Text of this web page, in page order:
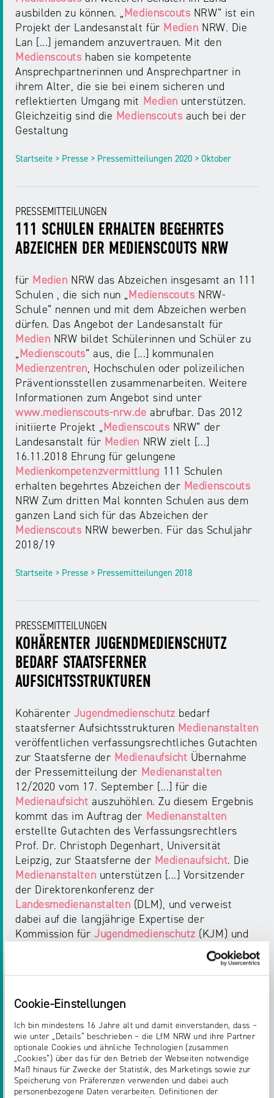
Cookie-Einstellungen
Ich bin mindestens 16 Jahre alt und damit einverstanden, dass –
wie unter „Details“ beschrieben – die LfM NRW und ihre Partner
optionale Cookies und ähnliche Technologien (zusammen
„Cookies“) über das für den Betrieb der Webseiten notwendige
Maß hinaus für Zwecke der Statistik, des Marketings sowie zur
Speicherung von Präferenzen verwenden und dabei auch
personenbezogene Daten verarbeiten. Definitionen der
ausbilden zu können. „Medienscouts NRW“ ist ein
Projekt der Landesanstalt für Medien NRW. Die
Lan [...] jemandem anzuvertrauen. Mit den
Medienscouts haben sie kompetente
Ansprechpartnerinnen und Ansprechpartner in
ihrem Alter, die sie bei einem sicheren und
reflektierten Umgang mit Medien unterstützen.
Gleichzeitig sind die Medienscouts auch bei der
Gestaltung
Startseite > Presse > Pressemitteilungen 2020 > Oktober
PRESSEMITTEILUNGEN
111 SCHULEN ERHALTEN BEGEHRTES
ABZEICHEN DER MEDIENSCOUTS NRW
für Medien NRW das Abzeichen insgesamt an 111
Schulen , die sich nun „Medienscouts NRW-
Schule“ nennen und mit dem Abzeichen werben
dürfen. Das Angebot der Landesanstalt für
Medien NRW bildet Schülerinnen und Schüler zu
„Medienscouts“ aus, die [...] kommunalen
Medienzentren, Hochschulen oder polizeilichen
Präventionsstellen zusammenarbeiten. Weitere
Informationen zum Angebot sind unter
www.medienscouts-nrw.de abrufbar. Das 2012
initiierte Projekt „Medienscouts NRW“ der
Landesanstalt für Medien NRW zielt [...]
16.11.2018 Ehrung für gelungene
Medienkompetenzvermittlung 111 Schulen
erhalten begehrtes Abzeichen der Medienscouts
NRW Zum dritten Mal konnten Schulen aus dem
ganzen Land sich für das Abzeichen der
Medienscouts NRW bewerben. Für das Schuljahr
2018/19
Startseite > Presse > Pressemitteilungen 2018
PRESSEMITTEILUNGEN
KOHÄRENTER JUGENDMEDIENSCHUTZ
BEDARF STAATSFERNER
AUFSICHTSSTRUKTUREN
Kohärenter Jugendmedienschutz bedarf
staatsferner Aufsichtsstrukturen Medienanstalten
veröffentlichen verfassungsrechtliches Gutachten
zur Staatsferne der Medienaufsicht Übernahme
der Pressemitteilung der Medienanstalten
12/2020 vom 17. September [...] für die
Medienaufsicht auszuhöhlen. Zu diesem Ergebnis
kommt das im Auftrag der Medienanstalten
erstellte Gutachten des Verfassungsrechtlers
Prof. Dr. Christoph Degenhart, Universität
Leipzig, zur Staatsferne der Medienaufsicht. Die
Medienanstalten unterstützen [...] Vorsitzender
der Direktorenkonferenz der
Landesmedienanstalten (DLM), und verweist
dabei auf die langjährige Expertise der
Kommission fürJugendmedienschutz (KJM) und
. „Da jegliche Aufsicht über
inhaltliche Einflussnahme eröffnen
PRESSEMITTEILUNGEN
LIMINSKI ZU GAST IN DER
MEDIENKOMMISSION